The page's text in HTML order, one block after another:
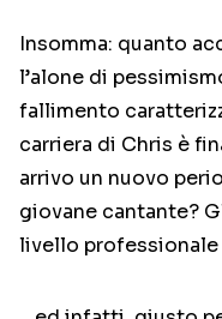
Insomma: quanto
l’alone di
fallimento
carriera di Chris è
arrivo un nuovo
giovane cantante?
livello